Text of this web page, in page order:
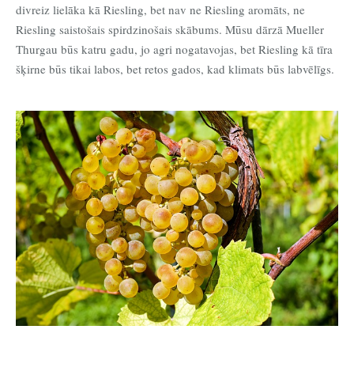
divreiz lielāka kā Riesling, bet nav ne Riesling aromāts, ne
Riesling saistošais spirdzinošais skābums. Mūsu dārzā Mueller
Thurgau būs katru gadu, jo agri nogatavojas, bet Riesling kā tīra
šķirne būs tikai labos, bet retos gados, kad klimats būs labvēlīgs.